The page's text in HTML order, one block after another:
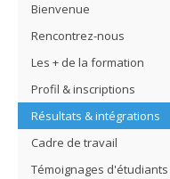
Bienvenue
Rencontrez-nous
Les + de la formation
Profil & inscriptions
Résultats & intégrations
Cadre de travail
Témoignages d'étudiants